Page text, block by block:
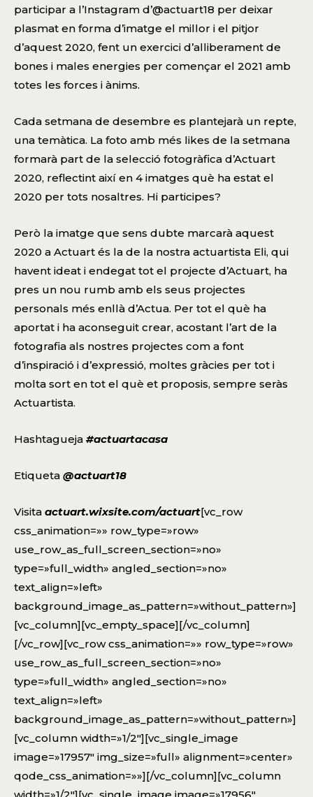
participar a l’Instagram d’@actuart18 per deixar
plasmat en forma d’imatge el millor i el pitjor
d’aquest 2020, fent un exercici d’alliberament de
bones i males energies per començar el 2021 amb
totes les forces i ànims.
Cada setmana de desembre es plantejarà un repte,
una temàtica. La foto amb més likes de la setmana
formarà part de la selecció fotogràfica d’Actuart
2020, reflectint així en 4 imatges què ha estat el
2020 per tots nosaltres. Hi participes?
Però la imatge que sens dubte marcarà aquest
2020 a Actuart és la de la nostra actuartista Eli, qui
havent ideat i endegat tot el projecte d’Actuart, ha
pres un nou rumb amb els seus projectes
personals més enllà d’Actua. Per tot el què ha
aportat i ha aconseguit crear, acostant l’art de la
fotografia als nostres projectes com a font
d’inspiració i d’expressió, moltes gràcies per tot i
molta sort en tot el què et proposis, sempre seràs
Actuartista.
Hashtagueja #actuartacasa
Etiqueta @actuart18
Visita actuart.wixsite.com/actuart[vc_row
css_animation=»» row_type=»row»
use_row_as_full_screen_section=»no»
type=»full_width» angled_section=»no»
text_align=»left»
background_image_as_pattern=»without_pattern»]
[vc_column][vc_empty_space][/vc_column]
[/vc_row][vc_row css_animation=»» row_type=»row»
use_row_as_full_screen_section=»no»
type=»full_width» angled_section=»no»
text_align=»left»
background_image_as_pattern=»without_pattern»]
[vc_column width=»1/2″][vc_single_image
image=»17957″ img_size=»full» alignment=»center»
qode_css_animation=»»][/vc_column][vc_column